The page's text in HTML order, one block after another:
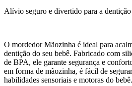
Alívio seguro e divertido para a dentição
O mordedor Mãozinha é ideal para
dentição do seu bebê. Fabricado com
de BPA, ele garante segurança e
em forma de mãozinha, é fácil de
habilidades sensoriais e motoras do bebê.